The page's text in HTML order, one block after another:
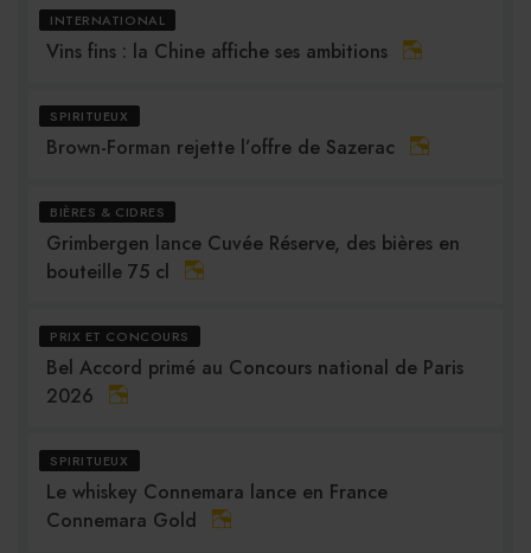
INTERNATIONAL
Vins fins : la Chine affiche ses ambitions
SPIRITUEUX
Brown-Forman rejette l’offre de Sazerac
BIÈRES & CIDRES
Grimbergen lance Cuvée Réserve, des bières en
bouteille 75 cl
PRIX ET CONCOURS
Bel Accord primé au Concours national de Paris
2026
SPIRITUEUX
Le whiskey Connemara lance en France
Connemara Gold